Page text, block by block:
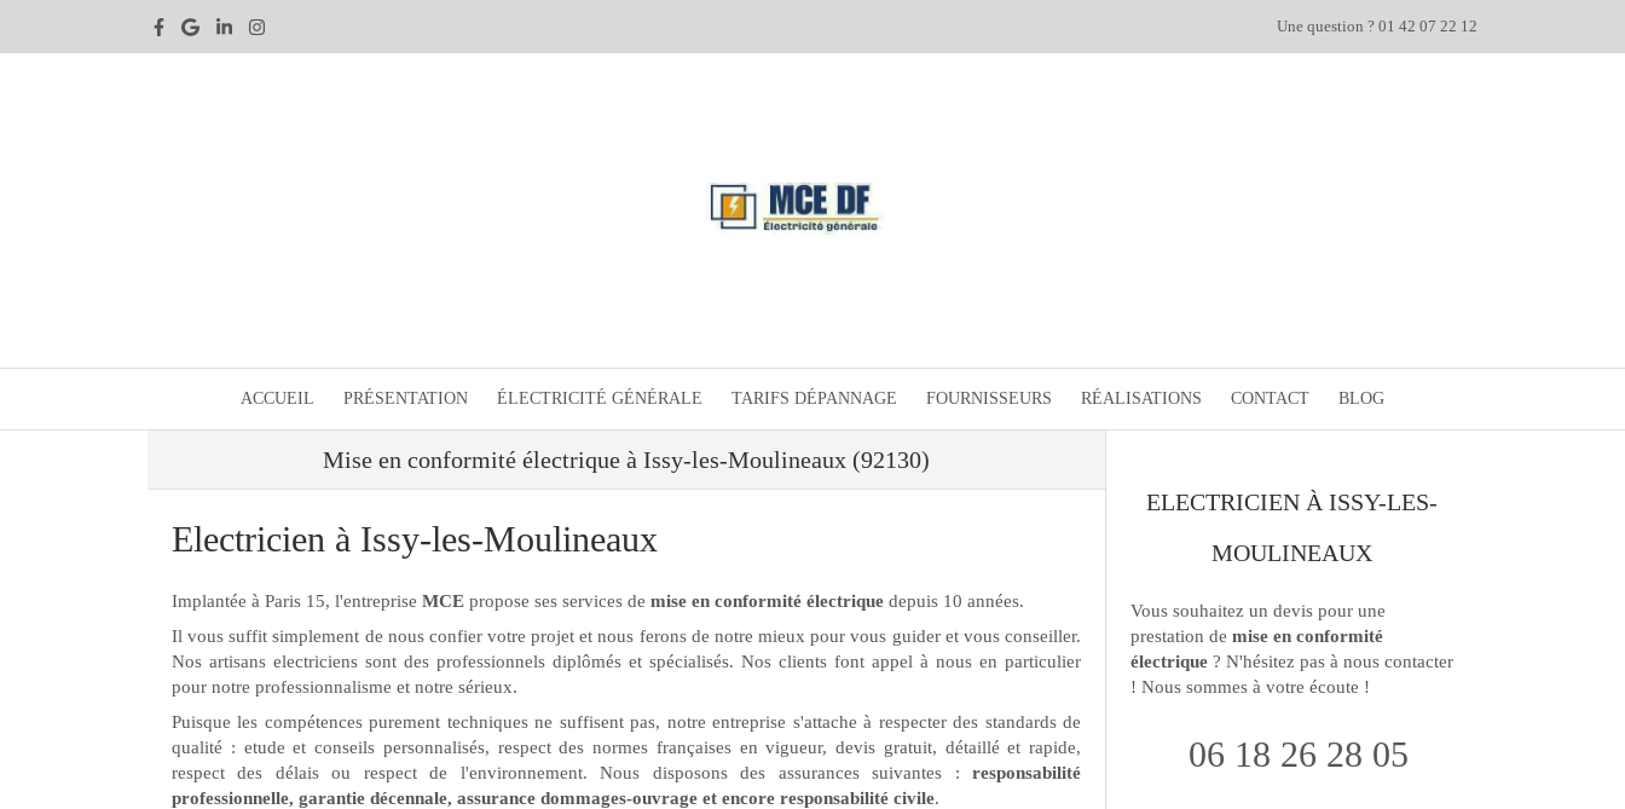
Une question ? 01 42 07 22 12
ACCUEIL PRÉSENTATION ÉLECTRICITÉ GÉNÉRALE TARIFS DÉPANNAGE FOURNISSEURS RÉALISATIONS CONTACT BLOG
Mise en conformité électrique à Issy-les-Moulineaux (92130)
Electricien à Issy-les-Moulineaux
Implantée à Paris 15, l'entreprise MCE propose ses services de mise en conformité électrique depuis 10 années.
Il vous suffit simplement de nous confier votre projet et nous ferons de notre mieux pour vous guider et vous conseiller.
Nos artisans electriciens sont des professionnels diplômés et spécialisés. Nos clients font appel à nous en particulier
pour notre professionnalisme et notre sérieux.
Puisque les compétences purement techniques ne suffisent pas, notre entreprise s'attache à respecter des standards de
qualité : etude et conseils personnalisés, respect des normes françaises en vigueur, devis gratuit, détaillé et rapide,
respect des délais ou respect de l'environnement. Nous disposons des assurances suivantes : responsabilité
professionnelle, garantie décennale, assurance dommages-ouvrage et encore responsabilité civile.
ELECTRICIEN À ISSY-LES-
MOULINEAUX
Vous souhaitez un devis pour une
prestation de mise en conformité
électrique ? N'hésitez pas à nous contacter
! Nous sommes à votre écoute !
06 18 26 28 05